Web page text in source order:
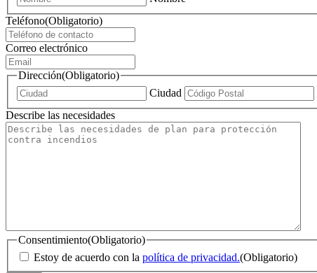
Teléfono(Obligatorio)
Correo electrónico
Dirección(Obligatorio)
Ciudad
Describe las necesidades
Consentimiento(Obligatorio)
Estoy de acuerdo con la política de privacidad.(Obligatorio)